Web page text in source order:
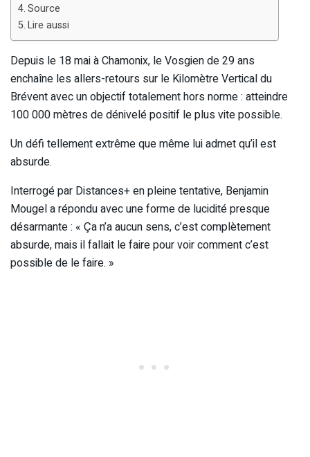
Source
Lire aussi
Depuis le 18 mai à Chamonix, le Vosgien de 29 ans
enchaîne les allers-retours sur le Kilomètre Vertical du
Brévent avec un objectif totalement hors norme : atteindre
100 000 mètres de dénivelé positif le plus vite possible.
Un défi tellement extrême que même lui admet qu’il est
absurde.
Interrogé par Distances+ en pleine tentative, Benjamin
Mougel a répondu avec une forme de lucidité presque
désarmante : « Ça n’a aucun sens, c’est complètement
absurde, mais il fallait le faire pour voir comment c’est
possible de le faire. »